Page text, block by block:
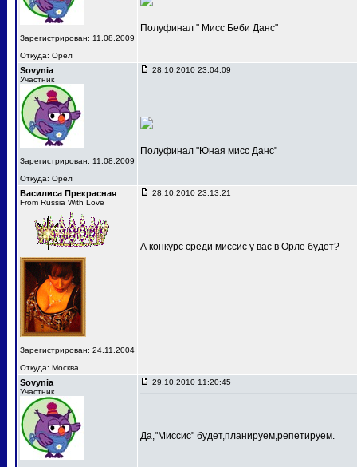
Зарегистрирован: 11.08.2009
Откуда: Орел
Полуфинал " Мисс Беби Данс"
Sovynia
Участник
Зарегистрирован: 11.08.2009
Откуда: Орел
28.10.2010 23:04:09
Полуфинал "Юная мисс Данс"
Василиса Прекрасная
From Russia With Love
Зарегистрирован: 24.11.2004
Откуда: Москва
28.10.2010 23:13:21
А конкурс среди миссис у вас в Орле будет?
Sovynia
Участник
29.10.2010 11:20:45
Да,"Миссис" будет,планируем,репетируем.